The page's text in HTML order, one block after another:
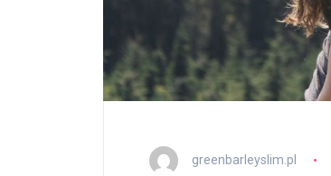
greenbarleyslim.pl